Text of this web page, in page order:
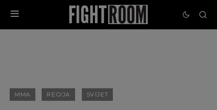
MMA REGIJA SVIJET